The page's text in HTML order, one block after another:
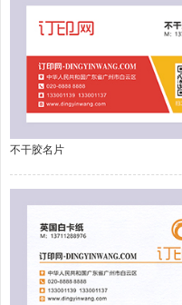
不干胶名片